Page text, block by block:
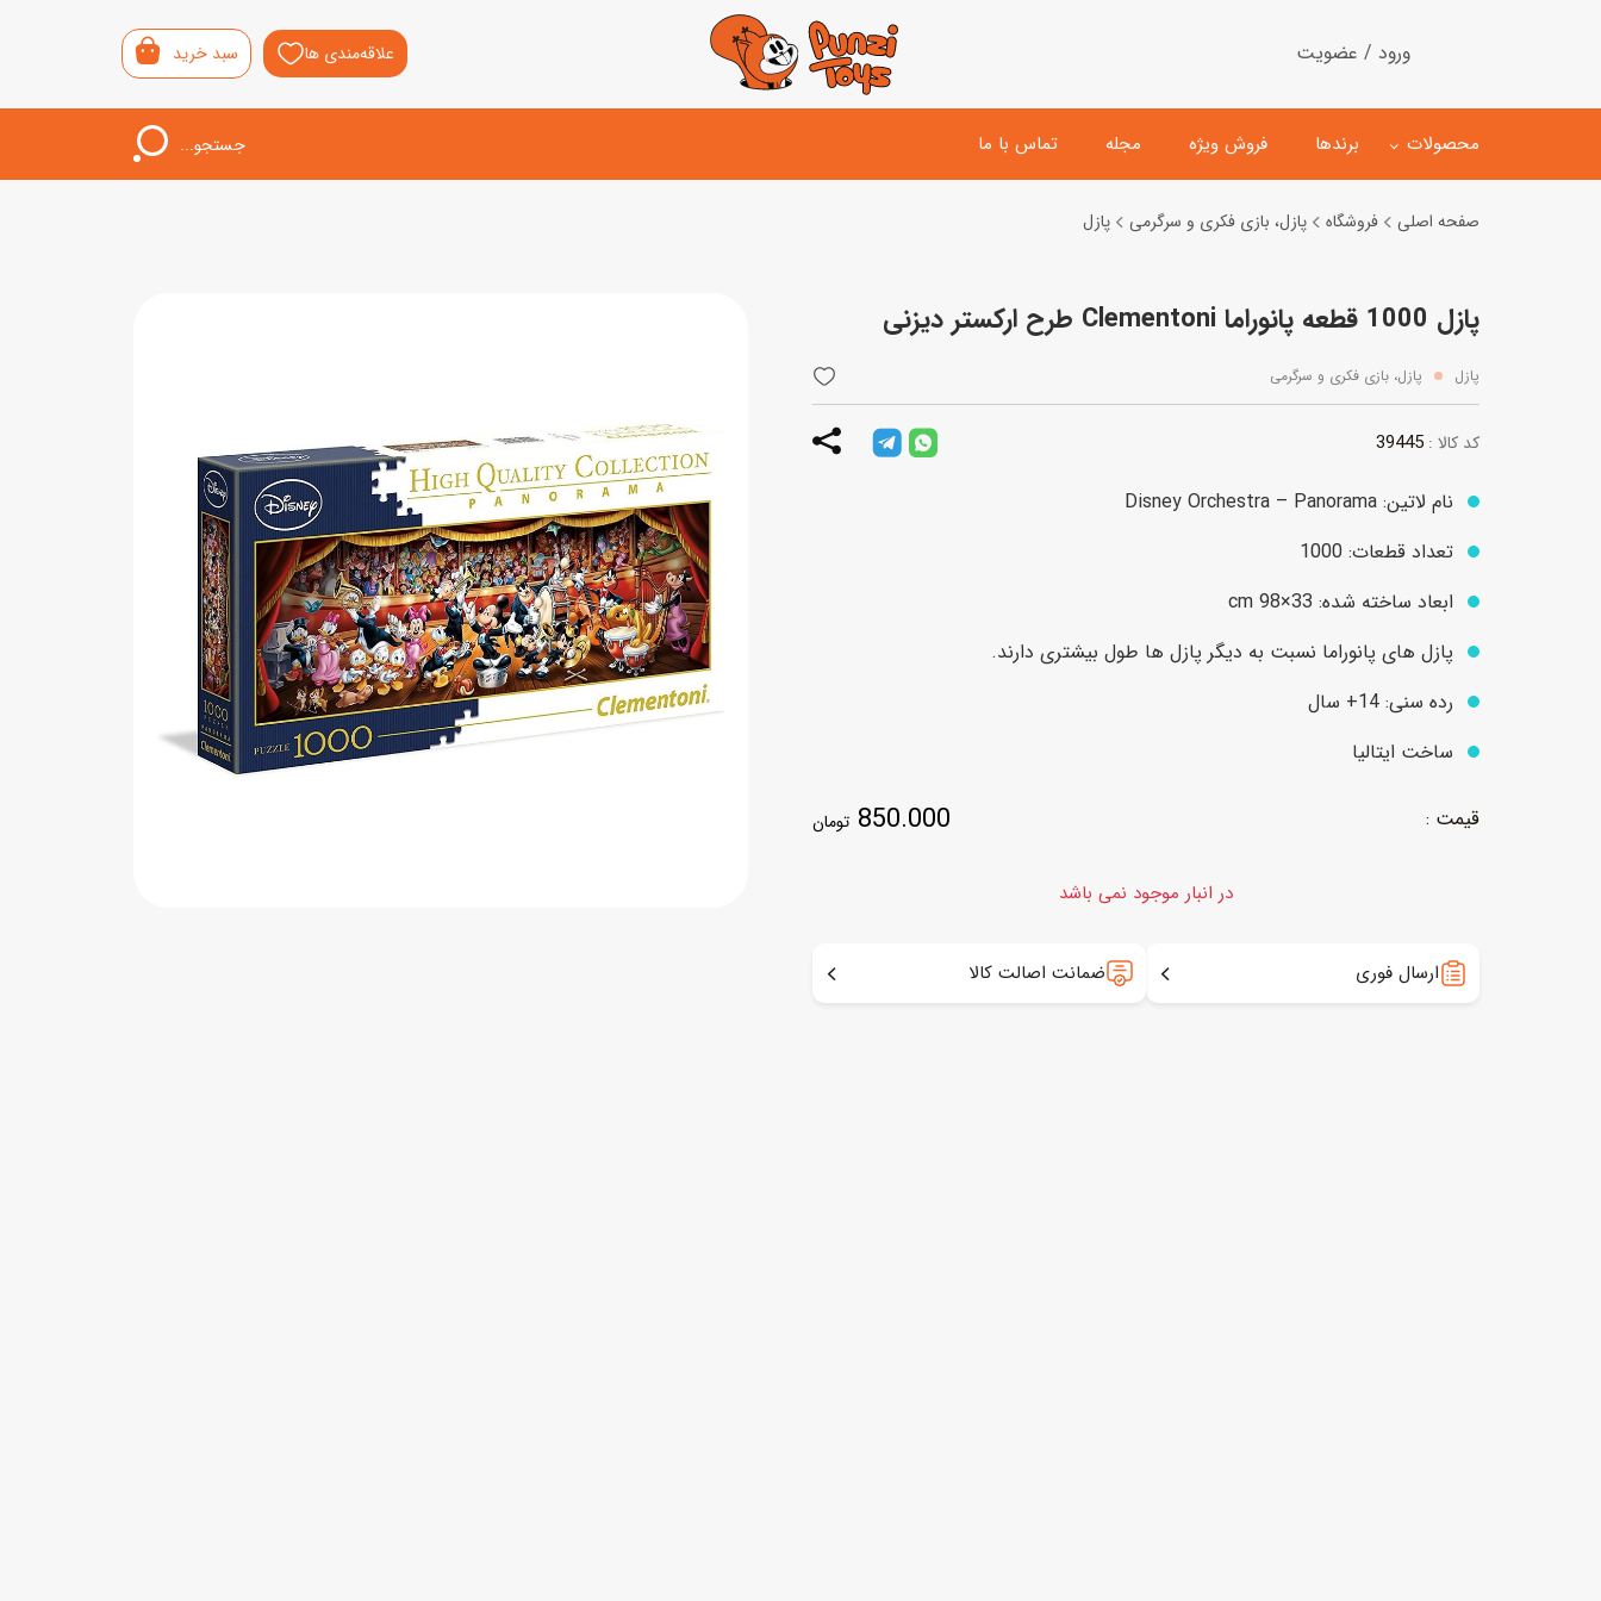
ورود / عضویت علاقه‌مندی ها سبد خرید
محصولات
اسباب‌بازی‌ ساختنی
اسباب‌بازی‌ مگنتی
ماشین مدل و کلکسیونی
ماشین اسباب بازی
هلیکوپتر و هواپیما
تفنگ آبپاش
بازی های آبی
اسباب بازی بادی
عروسک
خانه و لوازم عروسک
عروسک پولیشی
عروسک مینیاتوری
حیوانات مینیاتوری
برد گیم
کیف و کوله پشتی
چمدان کودک
قمقمه و ظرف غذا
اسباب‌بازی چوبی
سورپرایزی‌ها
ست‌های بازی
لوازم موسیقی
برندها فروش ویژه مجله تماس با ما جستجو...
صفحه اصلی فروشگاه پازل، بازی فکری و سرگرمی پازل
پازل 1000 قطعه پانوراما Clementoni طرح ارکستر دیزنی
پازل پازل، بازی فکری و سرگرمی
کد کالا : 39445
نام لاتین: Disney Orchestra – Panorama
تعداد قطعات: 1000
ابعاد ساخته شده: 33×98 cm
پازل های پانوراما نسبت به دیگر پازل ها طول بیشتری دارند.
رده سنی: 14+ سال
ساخت ایتالیا
850.000 تومان
در انبار موجود نمی باشد
ارسال فوری ضمانت اصالت کالا